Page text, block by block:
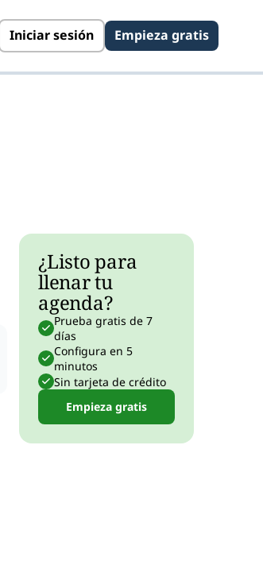
Iniciar sesión Empieza gratis
¿Listo para
llenar tu
agenda?
Prueba gratis de 7
días
Configura en 5
minutos
Sin tarjeta de crédito
Empieza gratis